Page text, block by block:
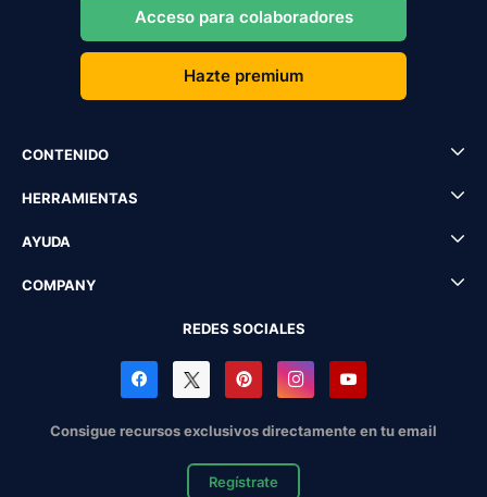
Acceso para colaboradores
Hazte premium
CONTENIDO
HERRAMIENTAS
AYUDA
COMPANY
REDES SOCIALES
Consigue recursos exclusivos directamente en tu email
Regístrate